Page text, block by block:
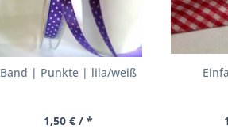
Band | Punkte | lila/weiß
1,50 € / *